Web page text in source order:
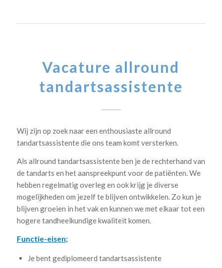
Vacature allround
tandartsassistente
Wij zijn op zoek naar een enthousiaste allround
tandartsassistente die ons team komt versterken.
Als allround tandartsassistente ben je de rechterhand van
de tandarts en het aanspreekpunt voor de patiënten. We
hebben regelmatig overleg en ook krijg je diverse
mogelijkheden om jezelf te blijven ontwikkelen. Zo kun je
blijven groeien in het vak en kunnen we met elkaar tot een
hogere tandheelkundige kwaliteit komen.
Functie-eisen;
Je bent gediplomeerd tandartsassistente